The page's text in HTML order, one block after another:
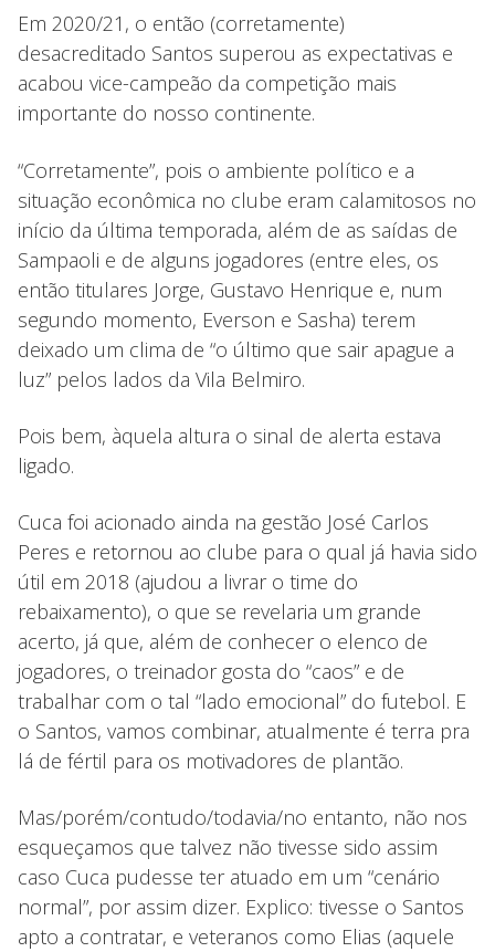
Em 2020/21, o então (corretamente)
desacreditado Santos superou as expectativas e
acabou vice-campeão da competição mais
importante do nosso continente.
“Corretamente”, pois o ambiente político e a
situação econômica no clube eram calamitosos no
início da última temporada, além de as saídas de
Sampaoli e de alguns jogadores (entre eles, os
então titulares Jorge, Gustavo Henrique e, num
segundo momento, Everson e Sasha) terem
deixado um clima de “o último que sair apague a
luz” pelos lados da Vila Belmiro.
Pois bem, àquela altura o sinal de alerta estava
ligado.
Cuca foi acionado ainda na gestão José Carlos
Peres e retornou ao clube para o qual já havia sido
útil em 2018 (ajudou a livrar o time do
rebaixamento), o que se revelaria um grande
acerto, já que, além de conhecer o elenco de
jogadores, o treinador gosta do “caos” e de
trabalhar com o tal “lado emocional” do futebol. E
o Santos, vamos combinar, atualmente é terra pra
lá de fértil para os motivadores de plantão.
Mas/porém/contudo/todavia/no entanto, não nos
esqueçamos que talvez não tivesse sido assim
caso Cuca pudesse ter atuado em um “cenário
normal”, por assim dizer. Explico: tivesse o Santos
apto a contratar, e veteranos como Elias (aquele